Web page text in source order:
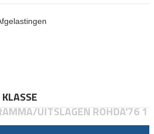
UITSLAGEN ROHDA'76 1